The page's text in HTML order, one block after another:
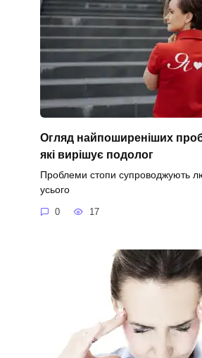
Огляд найпоширеніших
які вирішує подолог
Проблеми стопи супроводжують
усього
0 17